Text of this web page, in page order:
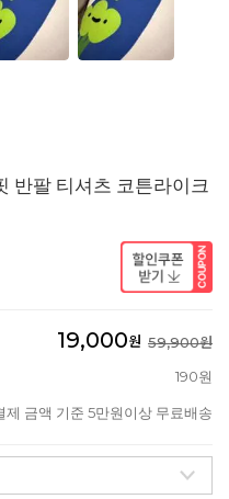
반팔 티셔츠 코튼라이크
19,000원 59,900원
190원
제 금액 기준 5만원이상 무료배송